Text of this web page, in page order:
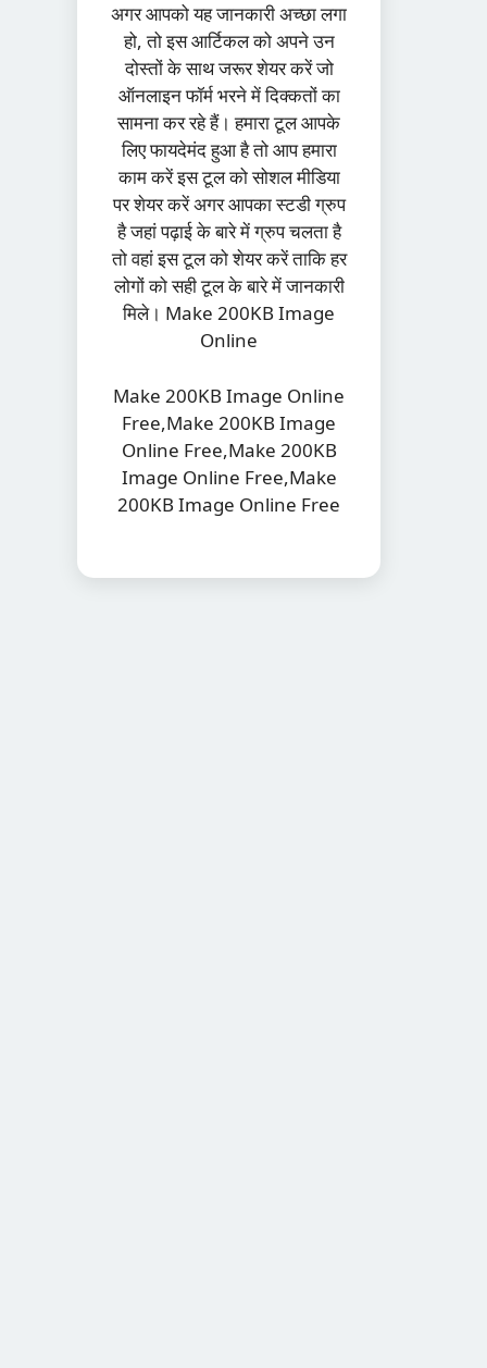
अगर आपको यह जानकारी अच्छा लगा
हो, तो इस आर्टिकल को अपने उन
दोस्तों के साथ जरूर शेयर करें जो
ऑनलाइन फॉर्म भरने में दिक्कतों का
सामना कर रहे हैं। हमारा टूल आपके
लिए फायदेमंद हुआ है तो आप हमारा
काम करें इस टूल को सोशल मीडिया
पर शेयर करें अगर आपका स्टडी ग्रुप
है जहां पढ़ाई के बारे में ग्रुप चलता है
तो वहां इस टूल को शेयर करें ताकि हर
लोगों को सही टूल के बारे में जानकारी
मिले। Make 200KB Image
Online
Make 200KB Image Online
Free,Make 200KB Image
Online Free,Make 200KB
Image Online Free,Make
200KB Image Online Free